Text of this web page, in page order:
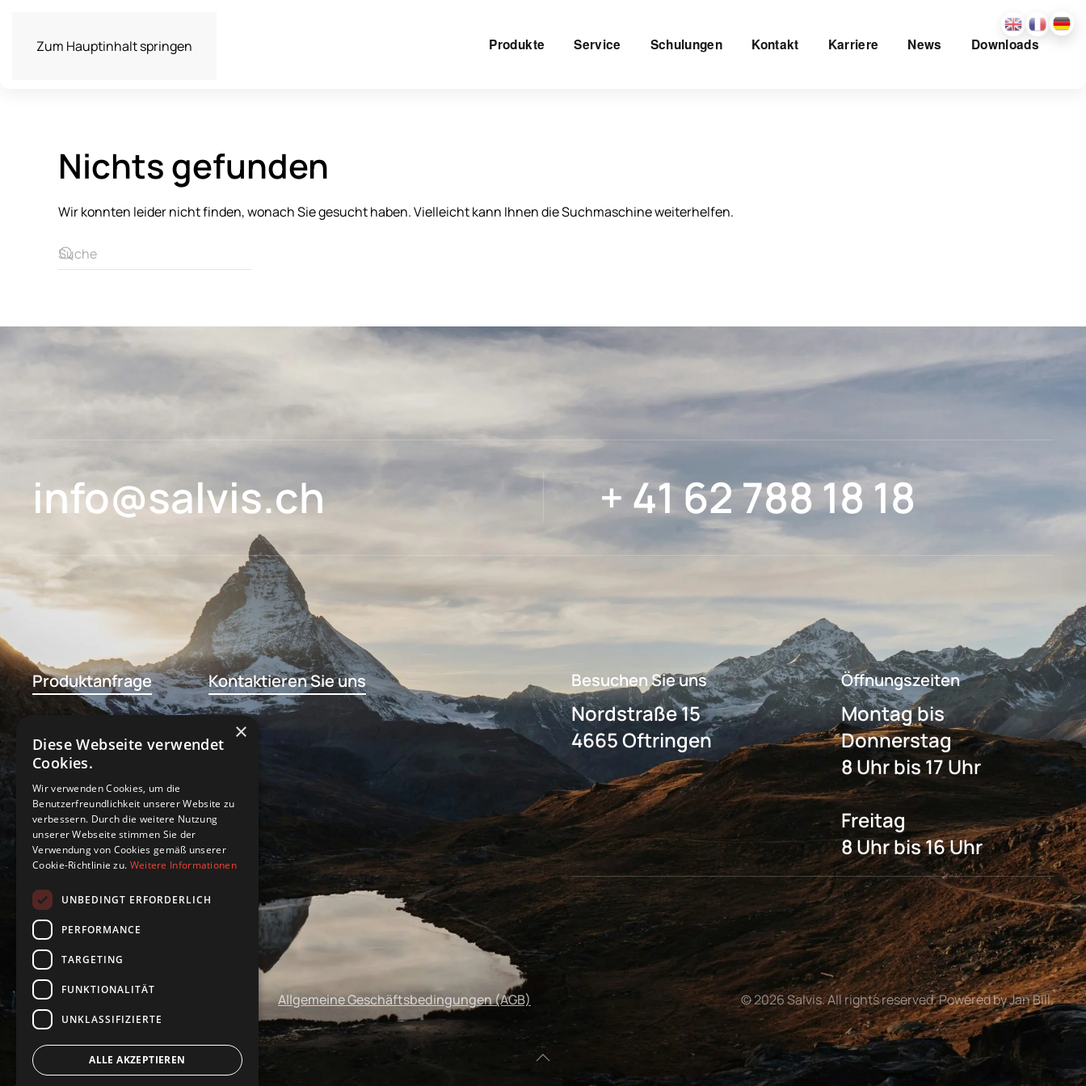
Zum Hauptinhalt springen Produkte Service Schulungen Kontakt Karriere News Downloads
Nichts gefunden
Wir konnten leider nicht finden, wonach Sie gesucht haben. Vielleicht kann Ihnen die Suchmaschine weiterhelfen.
info@salvis.ch + 41 62 788 18 18
Produktanfrage Kontaktieren Sie uns Besuchen Sie uns
Nordstraße 15
4665 Oftringen
Öffnungszeiten
Montag bis
Donnerstag
8 Uhr bis 17 Uhr
Freitag
8 Uhr bis 16 Uhr
Impressum Allgemeine Geschäftsbedingungen (AGB) ©2026Salvis. All rights reserved. Powered by Jan Bill.
×
Diese Webseite verwendet
Cookies.
Wir verwenden Cookies, um die
Benutzerfreundlichkeit unserer Website zu
verbessern. Durch die weitere Nutzung
unserer Webseite stimmen Sie der
Verwendung von Cookies gemäß unserer
Cookie-Richtlinie zu. Weitere Informationen
UNBEDINGT ERFORDERLICH
PERFORMANCE
TARGETING
FUNKTIONALITÄT
UNKLASSIFIZIERTE
ALLE AKZEPTIEREN